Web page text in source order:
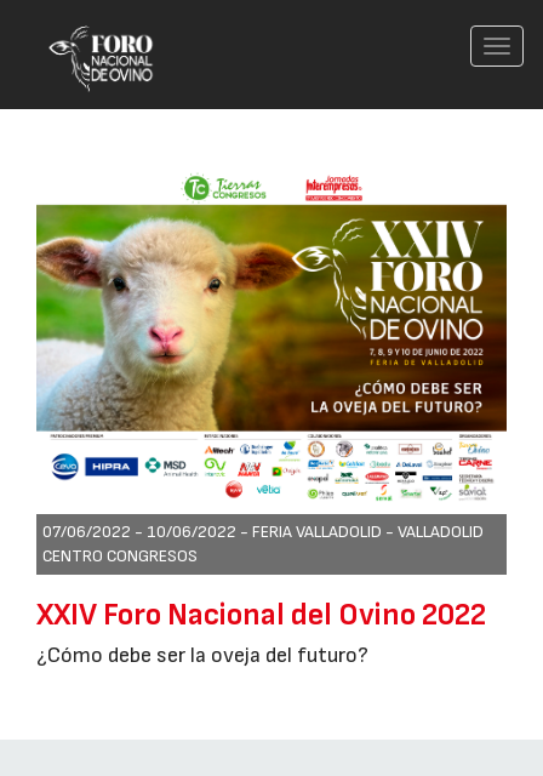
07/06/2022 - 10/06/2022 - FERIA VALLADOLID - VALLADOLID
CENTRO CONGRESOS
XXIV Foro Nacional del Ovino 2022
¿Cómo debe ser la oveja del futuro?